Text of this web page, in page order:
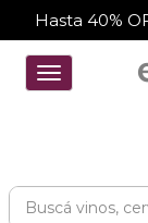
Hasta 40%
Toggle
navigation